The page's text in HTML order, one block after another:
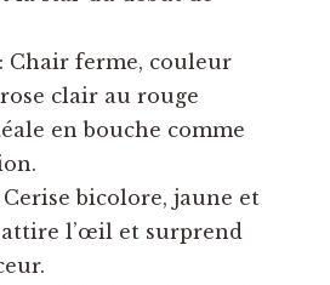
: Chair ferme, couleur
clair au rouge
en bouche comme
Cerise bicolore, jaune et
l’œil et surprend